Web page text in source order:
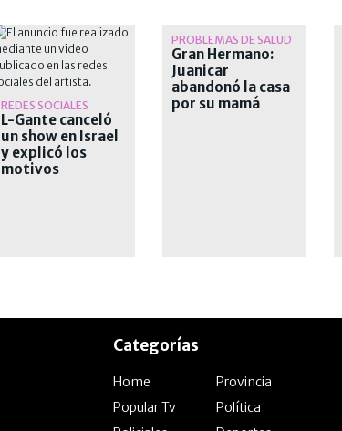
REDES SOCIALES
L-Gante canceló
un show en Israel
y explicó los
motivos
PROBLEMAS DE SALUD
Gran Hermano:
Juanicar
abandonó la casa
por su mamá
Categorías
Home
Provincia
Popular Tv
Política